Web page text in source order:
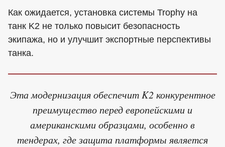
Как ожидается, установка системы Trophy на
танк K2 не только повысит безопасность
экипажа, но и улучшит экспортные перспективы
танка.
Эта модернизация обеспечит K2 конкурентное
преимущество перед европейскими и
американскими образцами, особенно в
тендерах, где защита платформы является